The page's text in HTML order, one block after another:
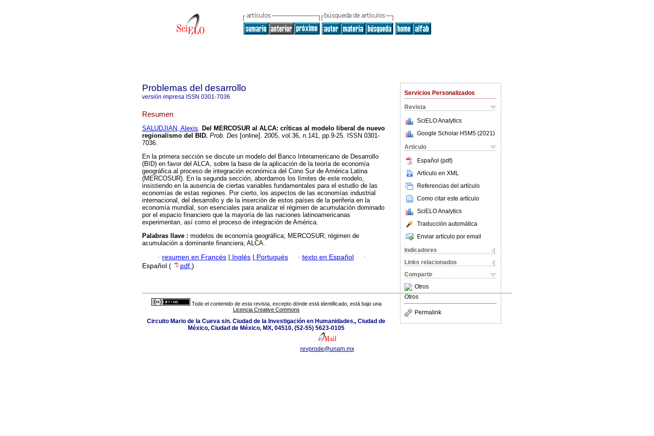
Servicios Personalizados
Revista
SciELO Analytics
Google Scholar H5M5 (2021 )
Articulo
Español (pdf)
Artículo en XML
Referencias del artículo
Como citar este artículo
SciELO Analytics
Traducción automática
Enviar artículo por email
Indicadores
Links relacionados
Compartir
Otros
Otros
Permalink
Problemas del desarrollo
versión impresa ISSN 0301-7036
Resumen
SALUDJIAN, Alexis. Del MERCOSUR al ALCA: críticas al modelo liberal de nuevo
regionalismo del BID. Prob. Des [online]. 2005, vol.36, n.141, pp.9-25. ISSN 0301-
7036.
En la primera sección se discute un modelo del Banco Interamericano de Desarrollo
(BID) en favor del ALCA, sobre la base de la aplicación de la teoría de economía
geográfica al proceso de integración económica del Cono Sur de América Latina
(MERCOSUR). En la segunda sección, abordamos los límites de este modelo,
insistiendo en la ausencia de ciertas variables fundamentales para el estudio de las
economías de estas regiones. Por cierto, los aspectos de las economías industrial
internacional, del desarrollo y de la inserción de estos países de la periferia en la
economía mundial, son esenciales para analizar el régimen de acumulación dominado
por el espacio financiero que la mayoría de las naciones latinoamericanas
experimentan, así como el proceso de integración de América.
Palabras llave : modelos de economía geográfica; MERCOSUR; régimen de
acumulación a dominante financiera; ALCA.
· resumen en Francés | Inglés | Portugués · texto en Español
·
Español (
pdf )
Todo el contenido de esta revista, excepto dónde está identificado, está bajo una
Licencia Creative Commons
Circuito Mario de la Cueva s/n. Ciudad de la Investigación en Humanidades,, Ciudad de
México, Ciudad de México, MX, 04510, (52-55) 5623-0105
revprode@unam.mx